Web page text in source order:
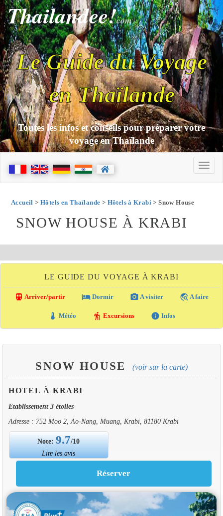
Thailandee!com
Le Guide du Voyage
en Thaïlande
Toutes les infos et conseils pour préparer votre
voyage en Thaïlande
Accueil > Hôtels en Thaïlande > Hôtels à Krabi > Snow House
SNOW HOUSE À KRABI
LE GUIDE DU VOYAGE À KRABI
directions_transit Arriver/partir local_hotel Dormir photo_camera A visiter travel_explore A faire
thermostat Météo hiking Excursions info Infos
SNOW HOUSE (voir sur la carte)
HOTEL À KRABI
Etablissement 3 étoiles
Adresse : 752 Moo 2, Ao-Nang, Muang, Krabi, 81180 Krabi
Note:9.7/10
Lire les avis